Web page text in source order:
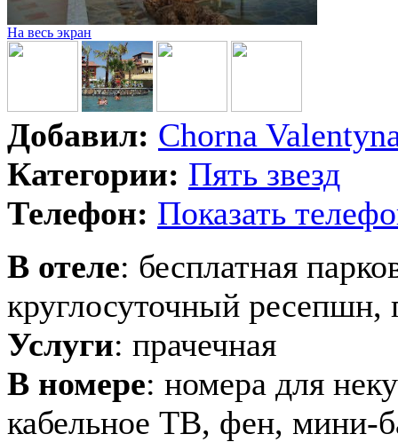
На весь экран
Добавил: Chorna
Категории: Пять звезд
Телефон: Показать
В отеле: бесплатная
круглосуточный ресепшн,
Услуги: прачечная
В номере: номера для
кабельное ТВ, фен, мини-